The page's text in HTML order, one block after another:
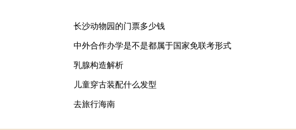
长沙动物园的门票多少钱
中外合作办学是不是都属于国家免联考形式
乳腺构造解析
儿童穿古装配什么发型
去旅行海南